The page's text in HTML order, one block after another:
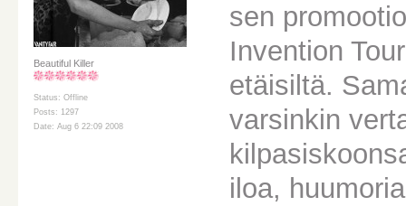
Beautiful Killer
Status: Offline
Posts: 1297
Date: Aug 6 22:09 2008
sen
Invention
etäisiltä.
varsinkin
iloa,